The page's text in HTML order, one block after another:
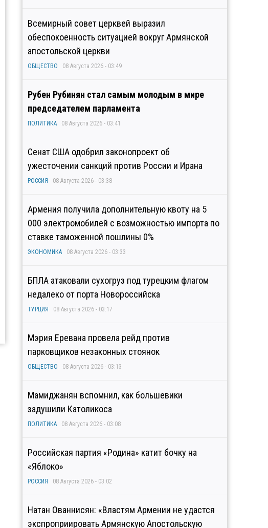
Всемирный совет церквей выразил
обеспокоенность ситуацией вокруг Армянской
апостольской церкви
ОБЩЕСТВО 08 Августа 2026 - 03:49
Рубен Рубинян стал самым молодым в мире
председателем парламента
ПОЛИТИКА 08 Августа 2026 - 03:41
Сенат США одобрил законопроект об
ужесточении санкций против России и Ирана
РОССИЯ 08 Августа 2026 - 03:38
Армения получила дополнительную квоту на 5
000 электромобилей с возможностью импорта по
ставке таможенной пошлины 0%
ЭКОНОМИКА 08 Августа 2026 - 03:33
БПЛА атаковали сухогруз под турецким флагом
недалеко от порта Новороссийска
ТУРЦИЯ 08 Августа 2026 - 03:17
Мэрия Еревана провела рейд против
парковщиков незаконных стоянок
ОБЩЕСТВО 08 Августа 2026 - 03:13
Мамиджанян вспомнил, как большевики
задушили Католикоса
ПОЛИТИКА 08 Августа 2026 - 03:08
Российская партия «Родина» катит бочку на
«Яблоко»
РОССИЯ 08 Августа 2026 - 03:02
Натан Ованнисян: «Властям Армении не удастся
экспроприировать Армянскую Апостольскую